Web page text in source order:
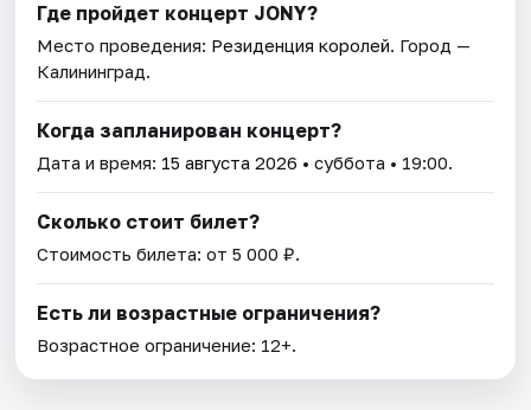
Где пройдет концерт JONY?
Место проведения: Резиденция королей. Город —
Калининград.
Когда запланирован концерт?
Дата и время: 15 августа 2026 • суббота • 19:00.
Сколько стоит билет?
Стоимость билета: от 5 000 ₽.
Есть ли возрастные ограничения?
Возрастное ограничение: 12+.